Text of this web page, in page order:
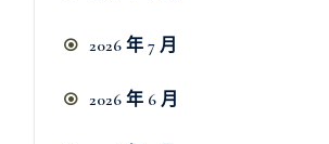
2026 年 7 月
2026 年 6 月